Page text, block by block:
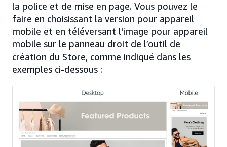
la police et de mise en page. Vous pouvez le
faire en choisissant la version pour appareil
mobile et en téléversant l'image pour appareil
mobile sur le panneau droit de l’outil de
création du Store, comme indiqué dans les
exemples ci-dessous :